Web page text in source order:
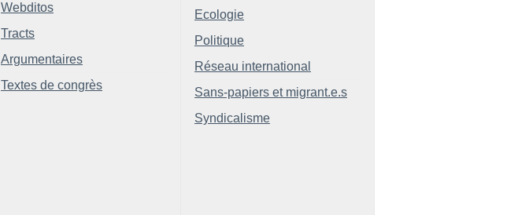
Webditos
Tracts
Argumentaires
Textes de congrès
Ecologie
Politique
Réseau international
Sans-papiers et migrant.e.s
Syndicalisme